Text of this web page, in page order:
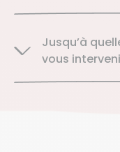
Jusqu’à
vous